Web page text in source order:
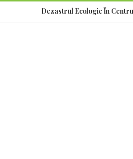
Dezastrul Ecologic În